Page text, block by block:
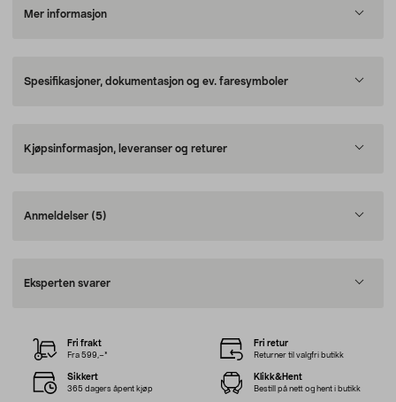
Mer informasjon
Spesifikasjoner, dokumentasjon og ev. faresymboler
Kjøpsinformasjon, leveranser og returer
Anmeldelser (5)
Eksperten svarer
Fri frakt
Fra 599,–*
Fri retur
Returner til valgfri butikk
Sikkert
365 dagers åpent kjøp
Klikk&Hent
Bestill på nett og hent i butikk